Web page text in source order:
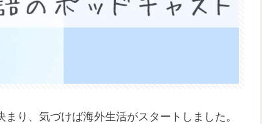
り、気づけば海外生活がスタートしました。